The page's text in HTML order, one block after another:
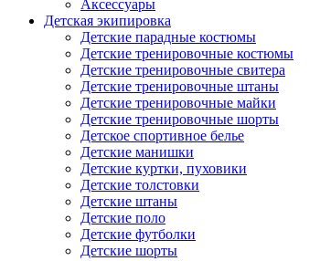
Аксессуары
Детская экипировка
Детские парадные костюмы
Детские тренировочные костюмы
Детские тренировочные свитера
Детские тренировочные штаны
Детские тренировочные майки
Детские тренировочные шорты
Детское спортивное белье
Детские манишки
Детские куртки, пуховики
Детские толстовки
Детские штаны
Детские поло
Детские футболки
Детские шорты